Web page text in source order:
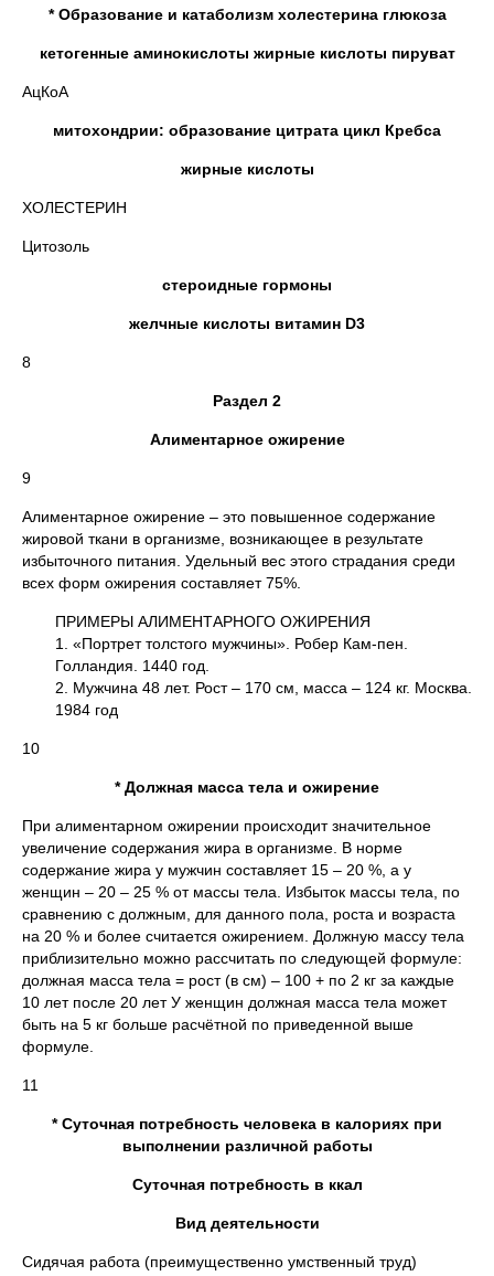
* Образование и катаболизм холестерина глюкоза
кетогенные аминокислоты жирные кислоты пируват
АцКоА
митохондрии: образование цитрата цикл Кребса
жирные кислоты
ХОЛЕСТЕРИН
Цитозоль
стероидные гормоны
желчные кислоты витамин D3
8
Раздел 2
Алиментарное ожирение
9
Алиментарное ожирение – это повышенное содержание
жировой ткани в организме, возникающее в результате
избыточного питания. Удельный вес этого страдания среди
всех форм ожирения составляет 75%.
ПРИМЕРЫ АЛИМЕНТАРНОГО ОЖИРЕНИЯ
1. «Портрет толстого мужчины». Робер Кам-пен.
Голландия. 1440 год.
2. Мужчина 48 лет. Рост – 170 см, масса – 124 кг. Москва.
1984 год
10
* Должная масса тела и ожирение
При алиментарном ожирении происходит значительное
увеличение содержания жира в организме. В норме
содержание жира у мужчин составляет 15 – 20 %, а у
женщин – 20 – 25 % от массы тела. Избыток массы тела, по
сравнению с должным, для данного пола, роста и возраста
на 20 % и более считается ожирением. Должную массу тела
приблизительно можно рассчитать по следующей формуле:
должная масса тела = рост (в см) – 100 + по 2 кг за каждые
10 лет после 20 лет У женщин должная масса тела может
быть на 5 кг больше расчётной по приведенной выше
формуле.
11
* Суточная потребность человека в калориях при
выполнении различной работы
Суточная потребность в ккал
Вид деятельности
Сидячая работа (преимущественно умственный труд)